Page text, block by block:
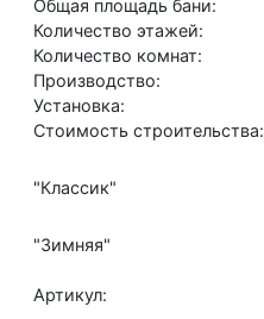
Общая площадь бани:
Количество этажей:
Количество комнат:
Производство:
Установка:
Стоимость строительства:
"Классик"
"Зимняя"
Артикул: